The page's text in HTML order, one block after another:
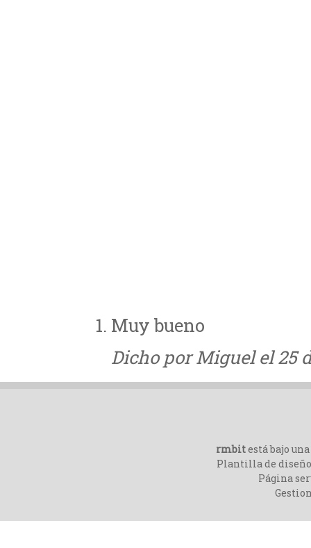
Muy bueno
Dicho por Miguel el 25
rmbitestá bajo una
Plantilla de
Página